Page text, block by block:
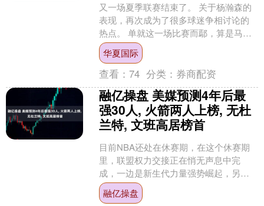
又一场夏季联赛结束了。 关于杨瀚森的
表现，再次成为了很多球迷争相讨论的
热点。 单就这一场比赛而鄢，算是马马
虎虎，但是，背靠背的比赛打成这样，
也可以理解。 可是，....
华夏国际
查看：74 分类： 券商配资
融亿操盘 美媒预测4年后最
强30人, 火箭两人上榜, 无杜
兰特, 文班高居榜首
目前NBA还处在休赛期，在这个休赛期
里，联盟权力交接正在悄无声息中完
成，一边是新生代力量强势崛起，另一
边则是詹姆斯、库里等传奇老将逐渐步
入生涯的黄昏。杰夫·格林....
融亿操盘